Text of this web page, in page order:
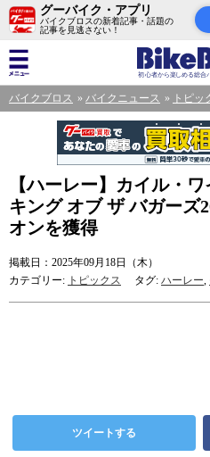
グーバイク・アプリ
バイクブロスの新着記事・話題の
記事を見逃さない！
バイクブロス バイクニュース トピッ
【ハーレー】カイル・
キング オブ ザ バガーズ
オンを獲得
掲載日：2025年09月18日（木）
カテゴリー: トピックス タグ: ハーレー,
ツイートする